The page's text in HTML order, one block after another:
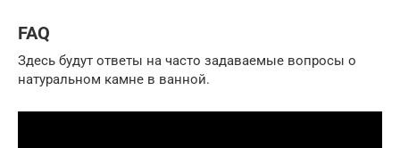
FAQ
Здесь будут ответы на часто задаваемые вопросы о
натуральном камне в ванной.